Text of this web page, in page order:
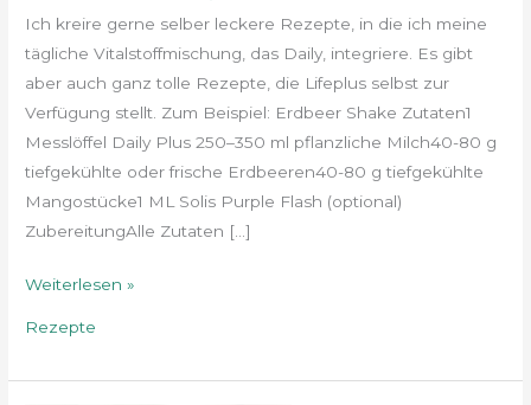
Ich kreire gerne selber leckere Rezepte, in die ich meine
tägliche Vitalstoffmischung, das Daily, integriere. Es gibt
aber auch ganz tolle Rezepte, die Lifeplus selbst zur
Verfügung stellt. Zum Beispiel: Erdbeer Shake Zutaten1
Messlöffel Daily Plus 250–350 ml pflanzliche Milch40-80 g
tiefgekühlte oder frische Erdbeeren40-80 g tiefgekühlte
Mangostücke1 ML Solis Purple Flash (optional)
ZubereitungAlle Zutaten […]
Weiterlesen »
Rezepte